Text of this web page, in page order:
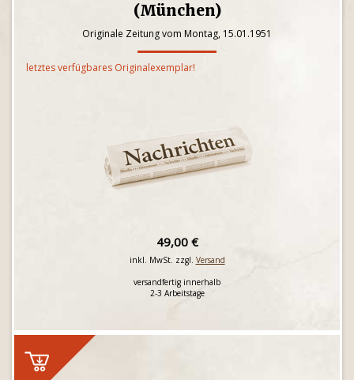
(München)
Originale Zeitung vom Montag, 15.01.1951
letztes verfügbares Originalexemplar!
49,00 €
inkl. MwSt. zzgl. Versand
versandfertig innerhalb
2-3 Arbeitstage